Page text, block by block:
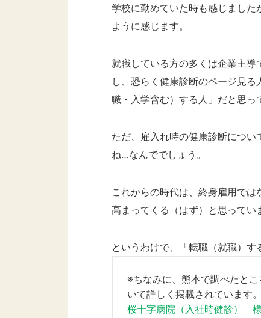
学校に勤めていた時も感じました
ように感じます。
就職している方の多くは企業主
し、恐らく健康診断のページ見
職・入学含む）する人」だと思っ
ただ、雇入れ時の健康診断につ
ね…なんででしょう。
これからの時代は、終身雇用で
高まってくる（はず）と思ってい
というわけで、「転職（就職）す
※ちなみに、熊本で調べたと
いて詳しく掲載されています。
桜十字病院（入社時健診） 様